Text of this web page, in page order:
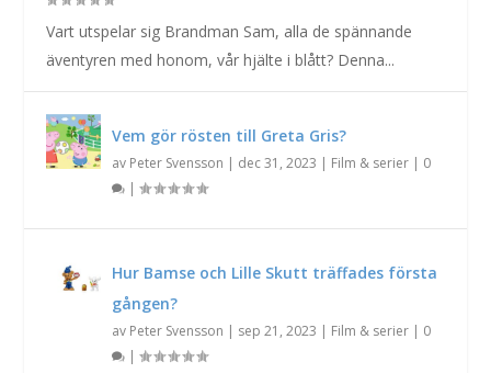
Vart utspelar sig Brandman Sam, alla de spännande
äventyren med honom, vår hjälte i blått? Denna...
Vem gör rösten till Greta Gris?
av Peter Svensson | dec 31, 2023 | Film & serier | 0
|
Hur Bamse och Lille Skutt träffades första
gången?
av Peter Svensson | sep 21, 2023 | Film & serier | 0
|